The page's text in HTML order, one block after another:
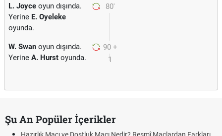
80'
L. Joyce oyun dışında.
Yerine E. Oyeleke
oyunda.
90 +
1
W. Swan oyun dışında.
Yerine A. Hurst oyunda.
Şu An Popüler İçerikler